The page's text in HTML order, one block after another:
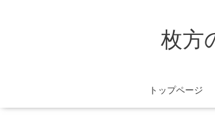
枚方
トップページ